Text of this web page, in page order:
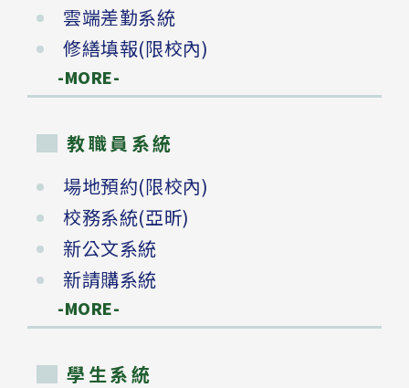
雲端差勤系統
修繕填報(限校內)
-MORE-
教職員系統
場地預約(限校內)
校務系統(亞昕)
新公文系統
新請購系統
-MORE-
學生系統